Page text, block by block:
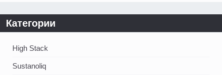
Категории
High Stack
Sustanoliq